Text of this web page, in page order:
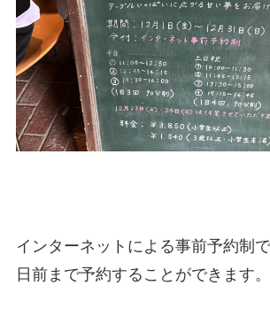
インターネットによる事前予約制
日前まで予約することができます。